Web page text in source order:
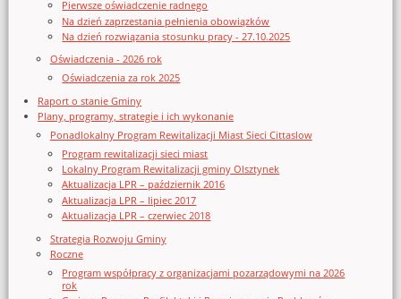
Pierwsze oświadczenie radnego
Na dzień zaprzestania pełnienia obowiązków
Na dzień rozwiązania stosunku pracy - 27.10.2025
Oświadczenia - 2026 rok
Oświadczenia za rok 2025
Raport o stanie Gminy
Plany, programy, strategie i ich wykonanie
Ponadlokalny Program Rewitalizacji Miast Sieci Cittaslow
Program rewitalizacji sieci miast
Lokalny Program Rewitalizacji gminy Olsztynek
Aktualizacja LPR – październik 2016
Aktualizacja LPR – lipiec 2017
Aktualizacja LPR – czerwiec 2018
Strategia Rozwoju Gminy
Roczne
Program współpracy z organizacjami pozarządowymi na 2026
rok